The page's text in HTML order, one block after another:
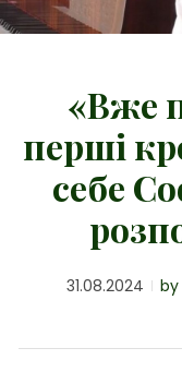
«Вже
перші
себе
31.08.2024 by